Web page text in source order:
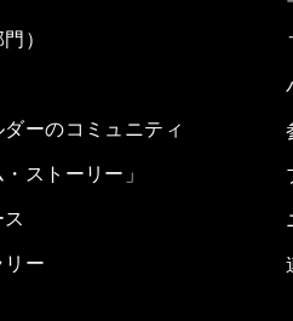
）
ーのコミュニティ
ストーリー」
リー